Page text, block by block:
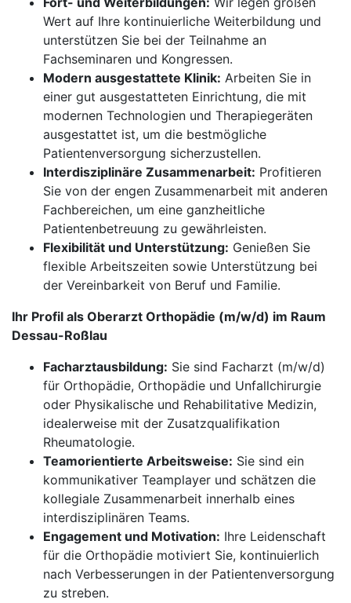
Wert auf Ihre kontinuierliche Weiterbildung und
unterstützen Sie bei der Teilnahme an
Fachseminaren und Kongressen.
Modern ausgestattete Klinik: Arbeiten Sie in
einer gut ausgestatteten Einrichtung, die mit
modernen Technologien und Therapiegeräten
ausgestattet ist, um die bestmögliche
Patientenversorgung sicherzustellen.
Interdisziplinäre Zusammenarbeit: Profitieren
Sie von der engen Zusammenarbeit mit anderen
Fachbereichen, um eine ganzheitliche
Patientenbetreuung zu gewährleisten.
Flexibilität und Unterstützung: Genießen Sie
flexible Arbeitszeiten sowie Unterstützung bei
der Vereinbarkeit von Beruf und Familie.
Ihr Profil als Oberarzt Orthopädie (m/w/d) im Raum
Dessau-Roßlau
Facharztausbildung: Sie sind Facharzt (m/w/d)
für Orthopädie, Orthopädie und Unfallchirurgie
oder Physikalische und Rehabilitative Medizin,
idealerweise mit der Zusatzqualifikation
Rheumatologie.
Teamorientierte Arbeitsweise: Sie sind ein
kommunikativer Teamplayer und schätzen die
kollegiale Zusammenarbeit innerhalb eines
interdisziplinären Teams.
Engagement und Motivation: Ihre Leidenschaft
für die Orthopädie motiviert Sie, kontinuierlich
nach Verbesserungen in der Patientenversorgung
zu streben.